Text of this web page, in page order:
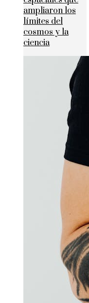
ampliaron los
límites del
cosmos y la
ciencia